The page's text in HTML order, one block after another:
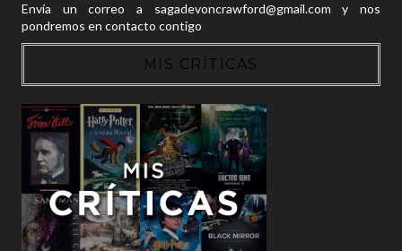
Envía un correo a sagadevoncrawford@gmail.com y nos
pondremos en contacto contigo
MIS CRÍTICAS